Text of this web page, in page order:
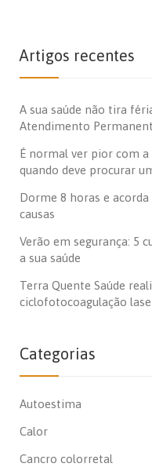
Artigos recentes
A sua saúde não tira
Atendimento
É normal ver pior com a
quando deve procurar
Dorme 8 horas e acorda
causas
Verão em segurança: 5
a sua saúde
Terra Quente Saúde
ciclofotocoagulação
Categorias
Autoestima
Calor
Cancro colorretal